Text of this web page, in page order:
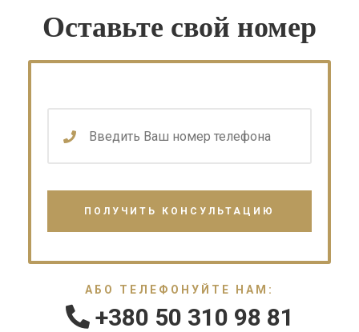
Оставьте свой номер
АБО ТЕЛЕФОНУЙТЕ НАМ:
+380 50 310 98 81